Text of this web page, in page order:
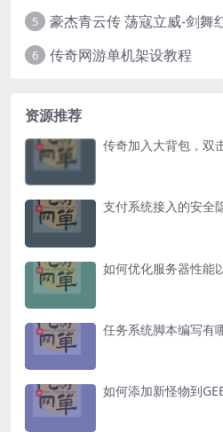
5 豪杰青云传 荡寇立威-剑舞
6 传奇网游单机架设教程
资源推荐
传奇加入大背包，双
支付系统接入的安全
如何优化服务器性能
任务系统脚本编写有
如何添加新怪物到